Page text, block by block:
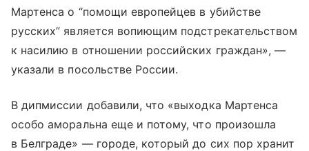
Мартенса о “помощи европейцев в убийстве
русских” является вопиющим подстрекательством
к насилию в отношении российских граждан», —
указали в посольстве России.
В дипмиссии добавили, что «выходка Мартенса
особо аморальна еще и потому, что произошла
в Белграде» — городе, который до сих пор хранит